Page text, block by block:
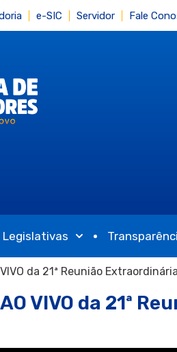
e-SIC Servidor Fale
da 21ª Reunião
VIVO da 21ª